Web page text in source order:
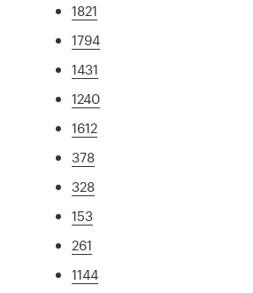
1821
1794
1431
1240
1612
378
328
153
261
1144